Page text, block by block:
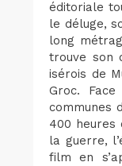
éditoriale
le déluge,
long
trouve son
isérois de
Groc.
communes
400 heures
la guerre,
film en